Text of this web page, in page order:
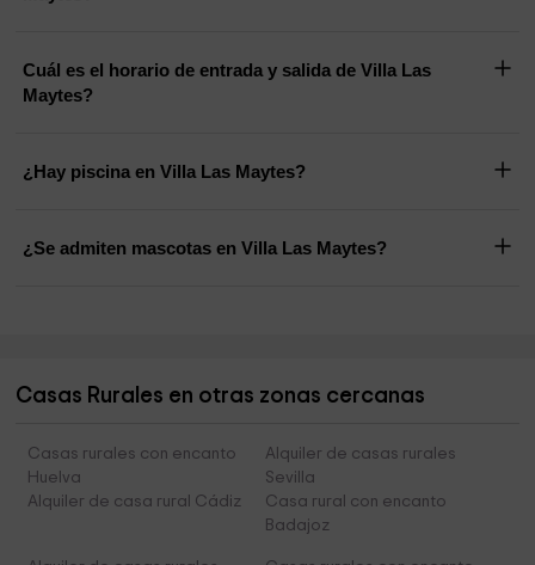
Cuál es el horario de entrada y salida de Villa Las
Maytes?
¿Hay piscina en Villa Las Maytes?
¿Se admiten mascotas en Villa Las Maytes?
Casas Rurales en otras zonas cercanas
Casas rurales con encanto
Huelva
Alquiler de casas rurales
Sevilla
Alquiler de casa rural Cádiz
Casa rural con encanto
Badajoz